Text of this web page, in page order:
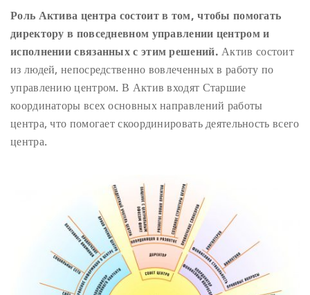
Роль Актива центра состоит в том, чтобы помогать
директору в повседневном управлении центром и
исполнении связанных с этим решений. Актив состоит
из людей, непосредственно вовлеченных в работу по
управлению центром. В Актив входят Старшие
координаторы всех основных направлений работы
центра, что помогает скоординировать деятельность всего
центра.